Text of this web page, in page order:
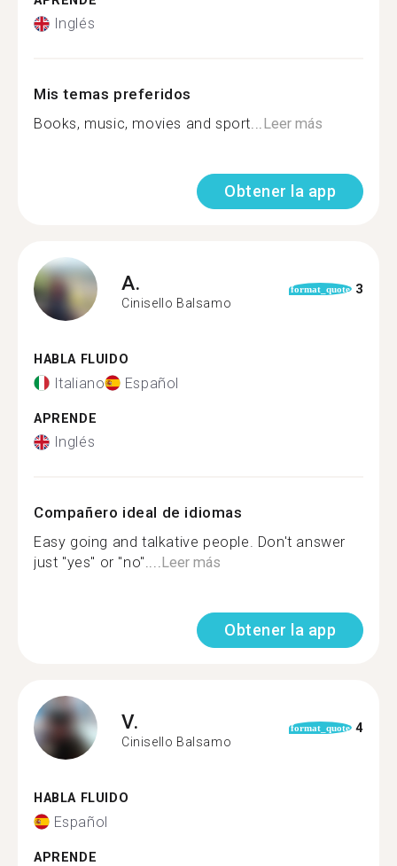
Inglés
Mis temas preferidos
Books, music, movies and sport...Leer más
Obtener la app
A.
Cinisello Balsamo
format_quote 3
HABLA FLUIDO
Italiano Español
APRENDE
Inglés
Compañero ideal de idiomas
Easy going and talkative people. Don't answer
just "yes" or "no"....Leer más
Obtener la app
V.
Cinisello Balsamo
format_quote 4
HABLA FLUIDO
Español
APRENDE